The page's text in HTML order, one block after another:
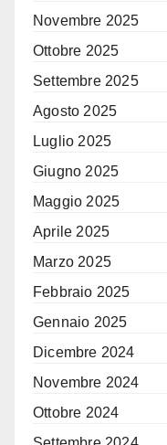
Novembre 2025
Ottobre 2025
Settembre 2025
Agosto 2025
Luglio 2025
Giugno 2025
Maggio 2025
Aprile 2025
Marzo 2025
Febbraio 2025
Gennaio 2025
Dicembre 2024
Novembre 2024
Ottobre 2024